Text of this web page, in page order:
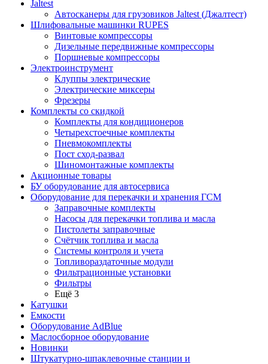
Jaltest
Автосканеры для грузовиков Jaltest (Джалтест)
Шлифовальные машинки RUPES
Винтовые компрессоры
Дизельные передвижные компрессоры
Поршневые компрессоры
Электроинструмент
Клуппы электрические
Электрические миксеры
Фрезеры
Комплекты со скидкой
Комплекты для кондиционеров
Четырехстоечные комплекты
Пневмокомплекты
Пост сход-развал
Шиномонтажные комплекты
Акционные товары
БУ оборудование для автосервиса
Оборудование для перекачки и хранения ГСМ
Заправочные комплекты
Насосы для перекачки топлива и масла
Пистолеты заправочные
Счётчик топлива и масла
Системы контроля и учета
Топливораздаточные модули
Фильтрационные установки
Фильтры
Ещё 3
Катушки
Емкости
Оборудование AdBlue
Маслосборное оборудование
Новинки
Штукатурно-шпаклевочные станции и